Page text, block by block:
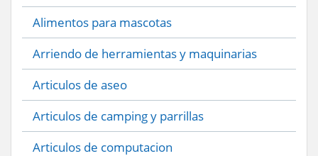
Alimentos para mascotas
Arriendo de herramientas y maquinarias
Articulos de aseo
Articulos de camping y parrillas
Articulos de computacion